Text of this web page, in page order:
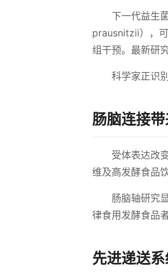
下一代益生
prausnitzii），
组干预。最新研
科学家正识
肠脑连接
受体表达改
维及高发酵食品
肠脑轴研究
律食用发酵食品
先进递送